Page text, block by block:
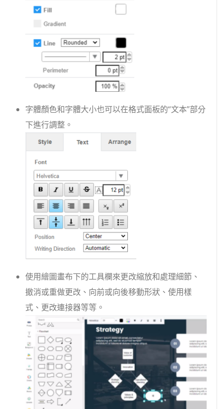
字體顏色和字體大小也可以在格式面板的“文本”部分
下進行調整。
使用繪圖畫布下的工具欄來更改縮放和處理細節、
撤消或重做更改、向前或向後移動形狀、使用樣
式、更改連接器等等。